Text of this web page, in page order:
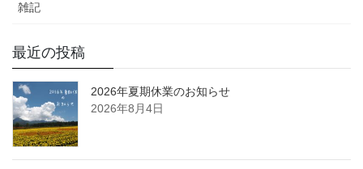
雑記
最近の投稿
2026年夏期休業のお知らせ
2026年8月4日